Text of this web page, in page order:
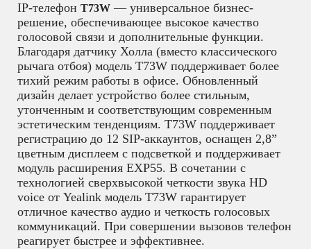
IP-телефон T73W — универсальное бизнес-
решение, обеспечивающее высокое качество
голосовой связи и дополнительные функции.
Благодаря датчику Холла (вместо классического
рычага отбоя) модель T73W поддерживает более
тихий режим работы в офисе. Обновленный
дизайн делает устройство более стильным,
утонченным и соответствующим современным
эстетическим тенденциям. T73W поддерживает
регистрацию до 12 SIP-аккаунтов, оснащен 2,8”
цветным дисплеем с подсветкой и поддерживает
модуль расширения EXP55. В сочетании с
технологией сверхвысокой четкости звука HD
voice от Yealink модель T73W гарантирует
отличное качество аудио и четкость голосовых
коммуникаций. При совершении вызовов телефон
реагирует быстрее и эффективнее.